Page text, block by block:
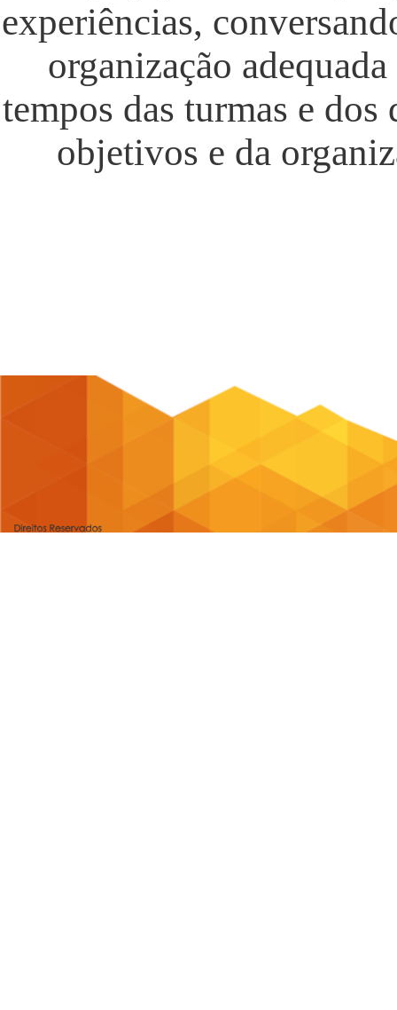
experiências,
organização
tempos das turmas e dos
objetivos e da